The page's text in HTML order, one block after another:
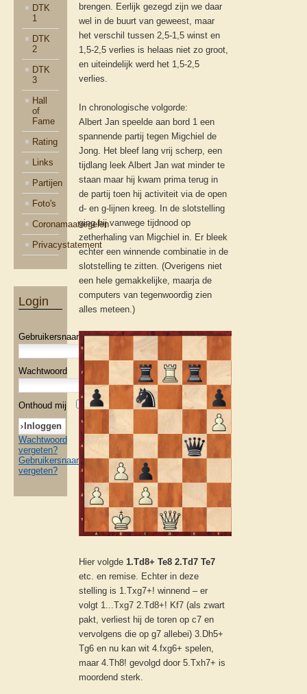
DTK
1
DTK
2
DTK
3
Hall
of
Fame
Rating
Links
Partijen
Foto's
Coronamaatregelen
Privacystatement
Login
Gebruikersnaam
Wachtwoord
Onthoud mij
Wachtwoord
vergeten?
Gebruikersnaam
vergeten?
brengen. Eerlijk gezegd zijn we daar
wel in de buurt van geweest, maar
het verschil tussen 2,5-1,5 winst en
1,5-2,5 verlies is helaas niet zo groot,
en uiteindelijk werd het 1,5-2,5
verlies.
In chronologische volgorde:
Albert Jan speelde aan bord 1 een
spannende partij tegen Migchiel de
Jong. Het bleef lang vrij scherp, een
tijdlang leek Albert Jan wat minder te
staan maar hij kwam prima terug in
de partij toen hij activiteit via de open
d- en g-lijnen kreeg. In de slotstelling
ging hij vanwege tijdnood op
zetherhaling van Migchiel in. Er bleek
echter een winnende combinatie in de
slotstelling te zitten. (Overigens niet
een hele gemakkelijke, maarja de
computers van tegenwoordig zien
alles meteen.)
Hier volgde 1.Td8+ Te8 2.Td7 Te7
etc. en remise. Echter in deze
stelling is 1.Txg7+! winnend – er
volgt 1...Txg7 2.Td8+! Kf7 (als zwart
pakt, verliest hij de toren op c7 en
vervolgens die op g7 allebei) 3.Dh5+
Tg6 en nu kan wit 4.fxg6+ spelen,
maar 4.Th8! gevolgd door 5.Txh7+ is
moordend sterk.